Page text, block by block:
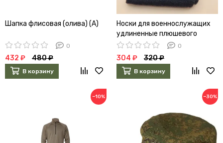
Шапка флисовая (олива) (А)
0
432 ₽ 480 ₽
В корзину
Носки для военнослужащих
удлиненные плюшевого
плетения п/ш (А)
0
304 ₽ 320 ₽
В корзину
−10% −30%